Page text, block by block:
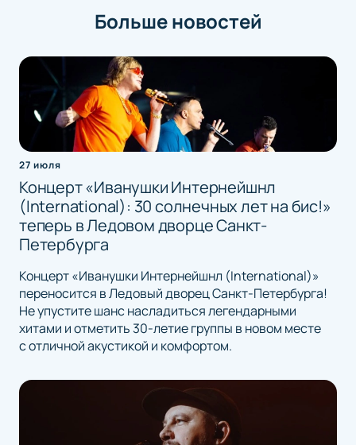
Больше новостей
27 июля
Концерт «Иванушки Интернейшнл
(International): 30 солнечных лет на бис!»
теперь в Ледовом дворце Санкт-
Петербурга
Концерт «Иванушки Интернейшнл (International)»
переносится в Ледовый дворец Санкт-Петербурга!
Не упустите шанс насладиться легендарными
хитами и отметить 30-летие группы в новом месте
с отличной акустикой и комфортом.